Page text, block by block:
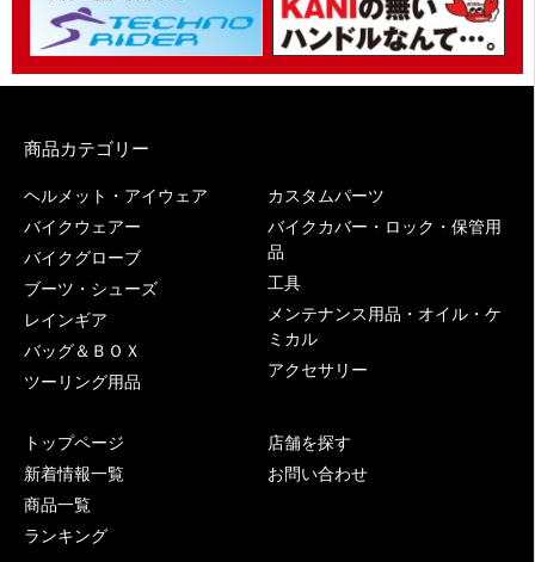
商品カテゴリー
ヘルメット・アイウェア
バイクウェアー
バイクグローブ
ブーツ・シューズ
レインギア
バッグ＆ＢＯＸ
ツーリング用品
カスタムパーツ
バイクカバー・ロック・保管用
品
工具
メンテナンス用品・オイル・ケ
ミカル
アクセサリー
トップページ
新着情報一覧
商品一覧
ランキング
店舗を探す
お問い合わせ